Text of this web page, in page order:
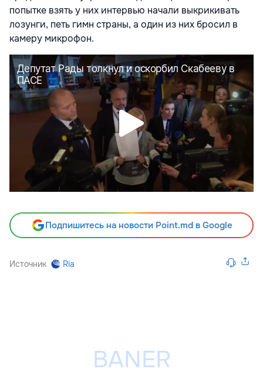
попытке взять у них интервью начали выкрикивать
лозунги, петь гимн страны, а один из них бросил в
камеру микрофон.
Подпишитесь на новости Point.md в Google
Источник Ria